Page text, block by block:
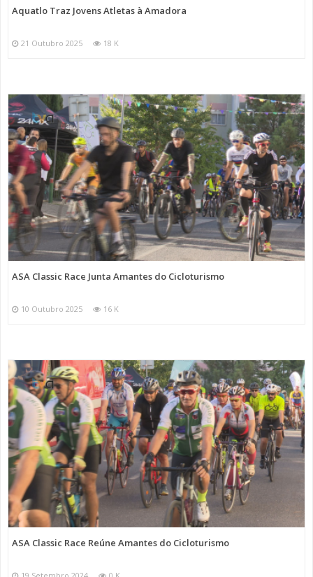
Aquatlo Traz Jovens Atletas à Amadora
21 Outubro 2025 18 K
ASA Classic Race Junta Amantes do Cicloturismo
10 Outubro 2025 16 K
ASA Classic Race Reúne Amantes do Cicloturismo